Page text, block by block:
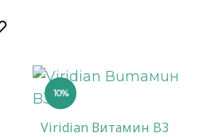
10%
Viridian Витамин B3